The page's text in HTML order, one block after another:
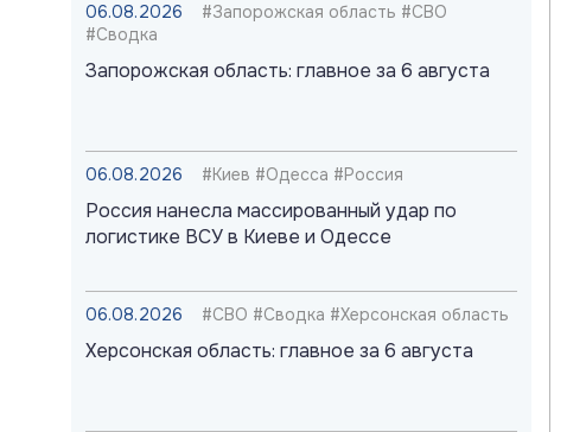
06.08.2026
#Запорожская область #СВО
#Сводка
Запорожская область: главное за 6 августа
06.08.2026 #Киев #Одесса #Россия
Россия нанесла массированный удар по
логистике ВСУ в Киеве и Одессе
06.08.2026 #СВО #Сводка #Херсонская область
Херсонская область: главное за 6 августа